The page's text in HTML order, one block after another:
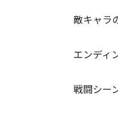
敵キャラ
エンディ
戦闘シー